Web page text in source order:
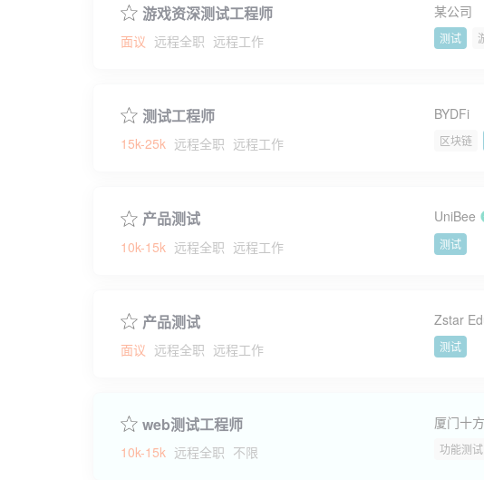
游戏资深测试工程师
面议 远程全职 远程工作
某公司
测试
测试工程师
15k-25k 远程全职 远程工作
BYDFi
区块链
产品测试
10k-15k 远程全职 远程工作
UniBee
测试
产品测试
面议 远程全职 远程工作
Zstar
测试
web测试工程师
10k-15k 远程全职 不限
厦门十
功能测试